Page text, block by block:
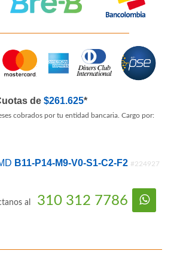
de$261.625*
cobrados por tu entidad bancaria. Cargo por: